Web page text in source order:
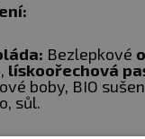
Bezlepkové
lískoořechová
boby, BIO
sůl.